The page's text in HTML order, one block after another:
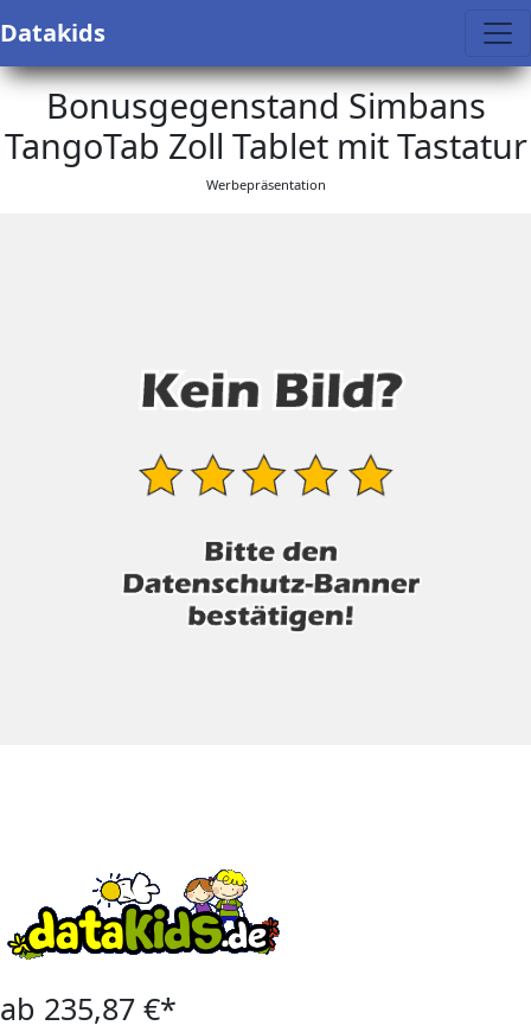
Datakids
Bonusgegenstand Simbans
TangoTab Zoll Tablet mit Tastatur
Werbepräsentation
ab 235,87 €*